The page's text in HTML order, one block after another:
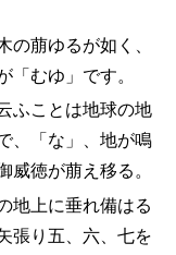
萠ゆるが如く、
「むゆ」です。
ふことは地球の地
、「な」、地が鳴
威徳が萠え移る。
地上に垂れ備はる
張り五、六、七を